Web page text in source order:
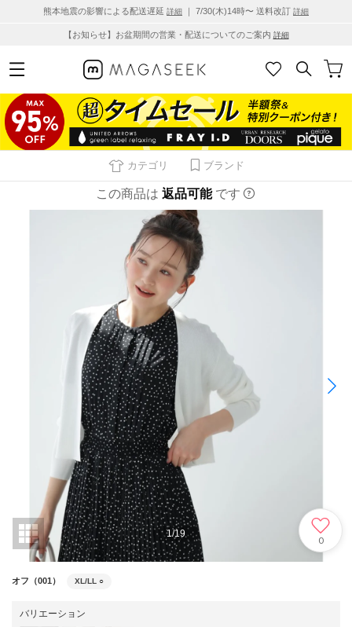
熊本地震の影響による配送遅延 詳細 ｜ 7/30(木)14時〜 送料改訂 詳細
【お知らせ】お盆期間の営業・配送についてのご案内 詳細
カテゴリ ブランド
この商品は 返品可能 です
1/19
0
オフ（001） XL/LL ○
バリエーション